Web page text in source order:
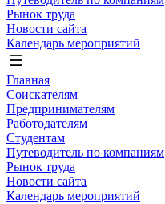
Рынок труда
Новости сайта
Календарь мероприятий
Главная
Соискателям
Предпринимателям
Работодателям
Студентам
Путеводитель по компаниям
Рынок труда
Новости сайта
Календарь мероприятий